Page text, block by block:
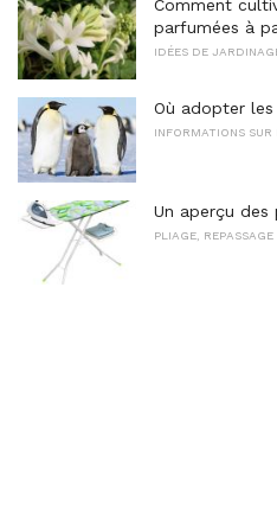
Comment
parfumées à
IDÉES DE
Où adopter les
INFORMATIONS SUR
Un aperçu des
PLIAGE,